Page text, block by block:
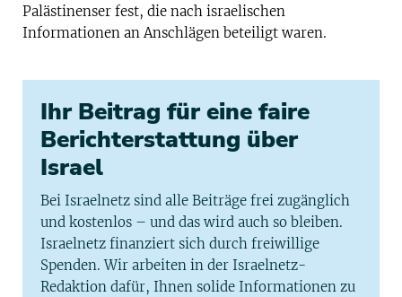
Palästinenser fest, die nach israelischen
Informationen an Anschlägen beteiligt waren.
Ihr Beitrag für eine faire
Berichterstattung über
Israel
Bei Israelnetz sind alle Beiträge frei zugänglich
und kostenlos – und das wird auch so bleiben.
Israelnetz finanziert sich durch freiwillige
Spenden. Wir arbeiten in der Israelnetz-
Redaktion dafür, Ihnen solide Informationen zu